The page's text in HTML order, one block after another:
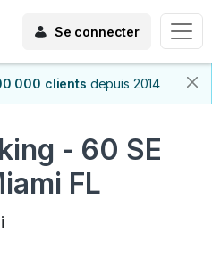
Se connecter
000 clients depuis 2014
- 60 SE
FL